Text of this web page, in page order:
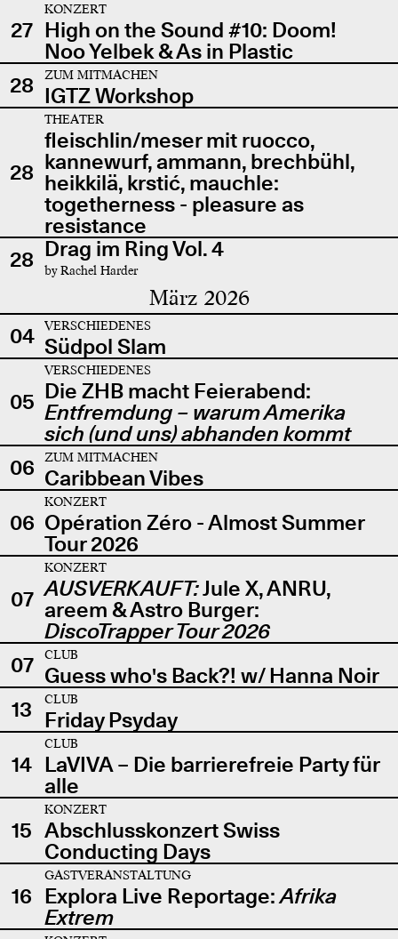
27
KONZERT
High on the Sound #10: Doom!
Noo Yelbek & As in Plastic
28
ZUM MITMACHEN
IGTZ Workshop
28
THEATER
fleischlin/meser mit ruocco,
kannewurf, ammann, brechbühl,
heikkilä, krstić, mauchle:
togetherness - pleasure as
resistance
28 Drag im Ring Vol. 4
by Rachel Harder
März 2026
04 VERSCHIEDENES
Südpol Slam
05
VERSCHIEDENES
Die ZHB macht Feierabend:
Entfremdung – warum Amerika
sich (und uns) abhanden kommt
06
ZUM MITMACHEN
Caribbean Vibes
06
KONZERT
Opération Zéro - Almost Summer
Tour 2026
07
KONZERT
AUSVERKAUFT:Jule X, ANRU,
areem & Astro Burger:
DiscoTrapper Tour 2026
07
CLUB
Guess who's Back?! w/ Hanna Noir
13
CLUB
Friday Psyday
14
CLUB
LaVIVA – Die barrierefreie Party für
alle
15
KONZERT
Abschlusskonzert Swiss
Conducting Days
16
GASTVERANSTALTUNG
Explora Live Reportage:Afrika
Extrem